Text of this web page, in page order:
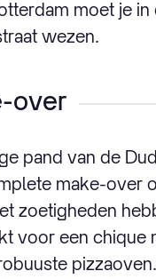
moet je in
wezen.
over
pand van de
make-over
zoetigheden
voor een chique